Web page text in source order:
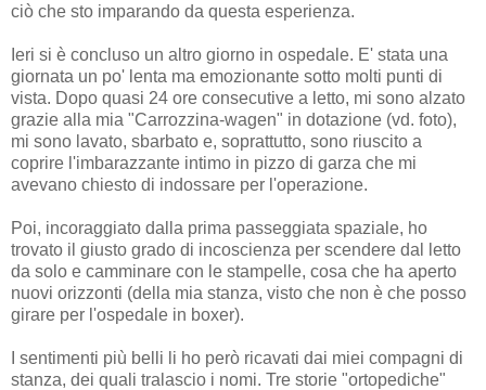
ciò che sto imparando da questa esperienza.
Ieri si è concluso un altro giorno in ospedale. E' stata una
giornata un po' lenta ma emozionante sotto molti punti di
vista. Dopo quasi 24 ore consecutive a letto, mi sono alzato
grazie alla mia "Carrozzina-wagen" in dotazione (vd. foto),
mi sono lavato, sbarbato e, soprattutto, sono riuscito a
coprire l'imbarazzante intimo in pizzo di garza che mi
avevano chiesto di indossare per l'operazione.
Poi, incoraggiato dalla prima passeggiata spaziale, ho
trovato il giusto grado di incoscienza per scendere dal letto
da solo e camminare con le stampelle, cosa che ha aperto
nuovi orizzonti (della mia stanza, visto che non è che posso
girare per l'ospedale in boxer).
I sentimenti più belli li ho però ricavati dai miei compagni di
stanza, dei quali tralascio i nomi. Tre storie "ortopediche"